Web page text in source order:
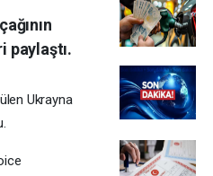
paylaştı.
Ukrayna